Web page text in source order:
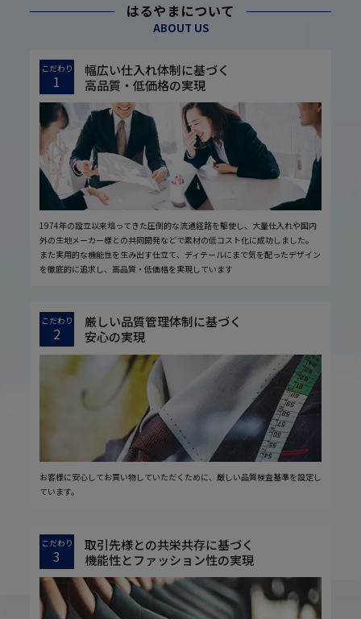
はるやまについて
ABOUT US
こだわり
1
幅広い仕入れ体制に基づく
高品質・低価格の実現
1974年の設立以来培ってきた圧倒的な流通経路を駆使し、大量仕入れや国内
外の生地メーカー様との共同開発などで素材の低コスト化に成功しました。
また実用的な機能性を生み出す仕立て、ディテールにまで気を配ったデザイン
を徹底的に追求し、高品質・低価格を実現しています
こだわり
2
厳しい品質管理体制に基づく
安心の実現
お客様に安心してお買い物していただくために、厳しい品質検査基準を設定し
ています。
こだわり
3
取引先様との共栄共存に基づく
機能性とファッション性の実現